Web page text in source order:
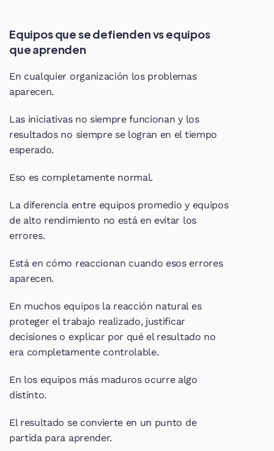
Equipos que se defienden vs equipos
que aprenden
En cualquier organización los problemas
aparecen.
Las iniciativas no siempre funcionan y los
resultados no siempre se logran en el tiempo
esperado.
Eso es completamente normal.
La diferencia entre equipos promedio y equipos
de alto rendimiento no está en evitar los
errores.
Está en cómo reaccionan cuando esos errores
aparecen.
En muchos equipos la reacción natural es
proteger el trabajo realizado, justificar
decisiones o explicar por qué el resultado no
era completamente controlable.
En los equipos más maduros ocurre algo
distinto.
El resultado se convierte en un punto de
partida para aprender.